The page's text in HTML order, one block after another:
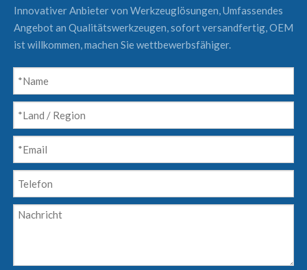
Innovativer Anbieter von Werkzeuglösungen, Umfassendes
Angebot an Qualitätswerkzeugen, sofort versandfertig, OEM
ist willkommen, machen Sie wettbewerbsfähiger.